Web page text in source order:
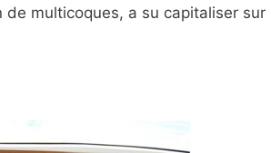
multicoques, a su capitaliser sur